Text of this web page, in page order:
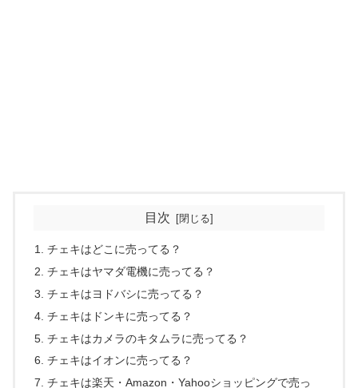
目次
チェキはどこに売ってる？
チェキはヤマダ電機に売ってる？
チェキはヨドバシに売ってる？
チェキはドンキに売ってる？
チェキはカメラのキタムラに売ってる？
チェキはイオンに売ってる？
チェキは楽天・Amazon・Yahooショッピングで売っ